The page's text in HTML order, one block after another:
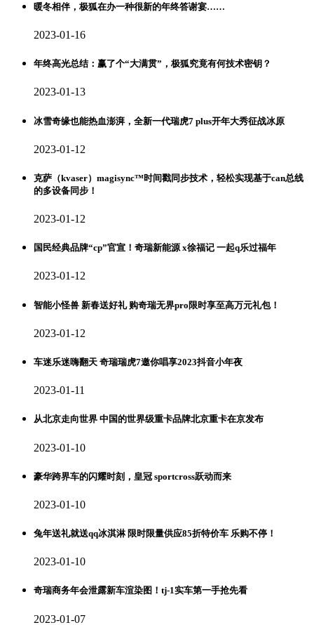
暖冬相伴，极狐在办一种很新的年终答谢宴……
2023-01-16
年终高光总结：赢了个“大满贯”，极狐究竟有何技术密钥？
2023-01-13
冰雪奇缘也能热血澎湃，全新一代瑞虎7 plus开年大秀征战冰原
2023-01-12
克萨（kvaser）magisync™时间戳同步技术，轻松实现基于can总线
的多设备同步！
2023-01-12
国民经典品牌“cp”官宣！奇瑞新能源 x徐福记 一起q乐过福年
2023-01-12
智能小怪兽 新春送好礼 购奇瑞无界pro限时享至高万元礼包！
2023-01-12
车迷乐迷嗨翻天 奇瑞瑞虎7邀你唱享2023抖音小年夜
2023-01-11
从北京走向世界 中国的世界级重卡品牌北京重卡在京发布
2023-01-10
豪华跨界车的闪耀时刻，皇冠 sportcross跃动而来
2023-01-10
兔年送礼就送qq冰淇淋 限时限量供应85折特价车 乐购不停！
2023-01-10
奇瑞商务年会泄露新车渲染图！tj-1实车第一手抢先看
2023-01-07